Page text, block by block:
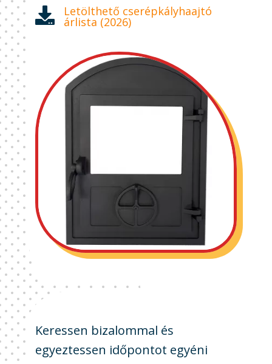
 Letölthető cserépkályhaajtó
árlista (2026)
Keressen bizalommal és
egyeztessen időpontot egyéni